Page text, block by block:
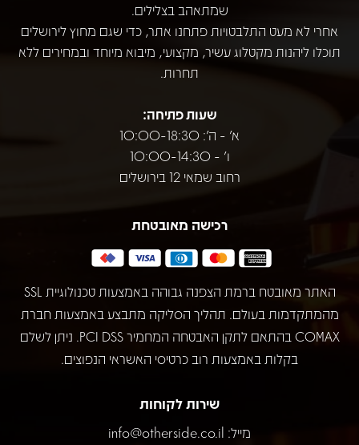
שמתאהב בצלילים.
אחרי לא מעט התלבטויות פתחנו אתר, כדי שגם מחוץ לירושלים
תוכלו ליהנות מקטלוג עשיר, מקצועי, מיבוא מיוחד ובמחירים ללא
תחרות.
שעות פתיחה:
א' - ה': 10:00-18:30
ו' - 10:00-14:30
רחוב שמאי 12 בירושלים
רכישה מאובטחת
האתר מאובטח ברמת הצפנה גבוהה באמצעות טכנולוגיית SSL
מהמתקדמות בעולם. תהליך הסליקה מתבצע באמצעות חברת
COMAX בהתאם לתקן האבטחה המחמיר PCI DSS. ניתן לשלם
בקלות באמצעות רוב כרטיסי האשראי הנפוצים.
שירות לקוחות
מייל: info@otherside.co.il